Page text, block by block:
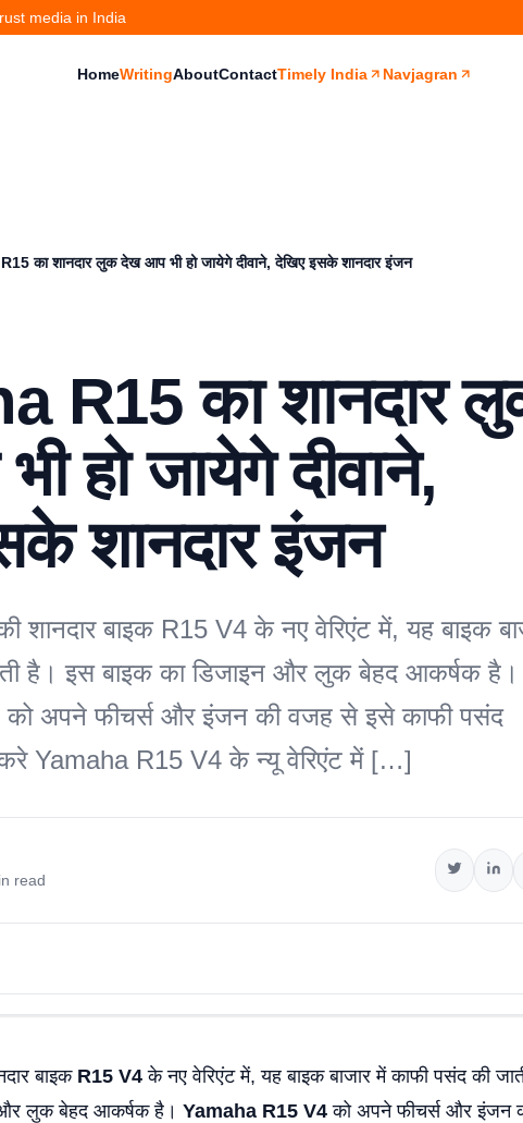
media in India
HomeWritingAboutContactTimely India Navjagran
का शानदार लुक देख आप भी हो जायेगे दीवाने, देखिए इसके शानदार इंजन
R15 का शानदार
हो जायेगे दीवाने,
शानदार इंजन
शानदार बाइक R15 V4 के नए वेरिएंट में, यह बाइक
है। इस बाइक का डिजाइन और लुक बेहद आकर्षक है।
अपने फीचर्स और इंजन की वजह से इसे काफी पसंद
करे Yamaha R15 V4 के न्यू वेरिएंट में […]
read
बाइक R15 V4 के नए वेरिएंट में, यह बाइक बाजार में काफी पसंद की
लुक बेहद आकर्षक है। Yamaha R15 V4 को अपने फीचर्स और इंजन